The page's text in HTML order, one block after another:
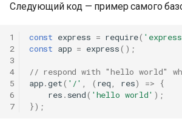
Следующий код — пример самого
1
2
3
4
5
6
7
const express = require(
const app = express();
// respond with "hello world"
app.get( '/' , ( req, res) =>
{
res . send( 'hello world' );
});